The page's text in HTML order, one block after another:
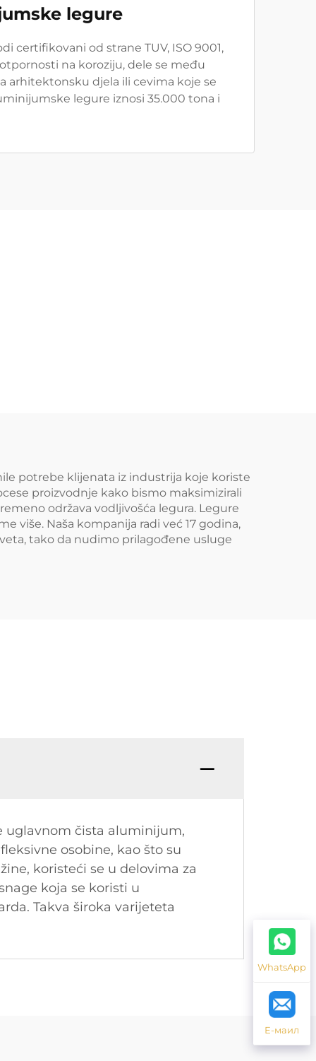
legure
certifikovani od strane TUV, ISO 9001,
otpornosti na koroziju, dele se među
arhitektonsku djela ili cevima koje se
legure iznosi 35.000 tona i
potrebe klijenata iz industrija koje koriste
proizvodnje kako bismo maksimizirali
održava vodljivošća legura. Legure
više. Naša kompanija radi već 17 godina,
tako da nudimo prilagođene usluge
uglavnom čista aluminijum,
osobine, kao što su
koristeći se u delovima za
koja se koristi u
Takva široka varijeteta
WhatsApp
Е-маил